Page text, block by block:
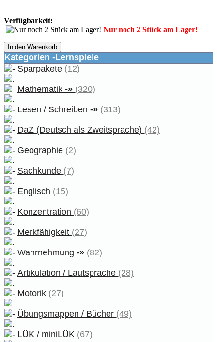
Verfügbarkeit:
Nur noch 2 Stück am Lager!
In den Warenkorb
Kategorien -Lernspiele
Sparpakete (12)
Mathematik -» (320)
Lesen / Schreiben -» (313)
DaZ (Deutsch als Zweitsprache) (42)
Geographie (2)
Sachkunde (7)
Englisch (15)
Konzentration (60)
Merkfähigkeit (27)
Wahrnehmung -» (82)
Artikulation / Lautsprache (28)
Motorik (27)
Übungsmappen / Bücher (49)
LÜK / miniLÜK (67)